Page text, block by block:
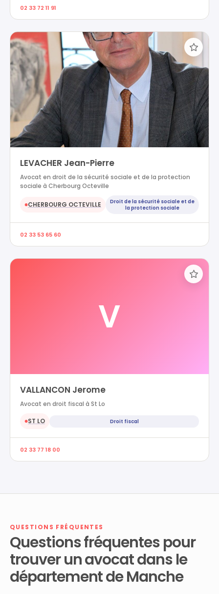
02 33 72 11 91
LEVACHER Jean-Pierre
Avocat en droit de la sécurité sociale et de la protection
sociale à Cherbourg Octeville
●CHERBOURG OCTEVILLE
Droit de la sécurité sociale et de
la protection sociale
02 33 53 65 60
V
VALLANCON Jerome
Avocat en droit fiscal à St Lo
●ST LO Droit fiscal
02 33 77 18 00
QUESTIONS FRÉQUENTES
Questions fréquentes pour
trouver un avocat dans le
département de Manche